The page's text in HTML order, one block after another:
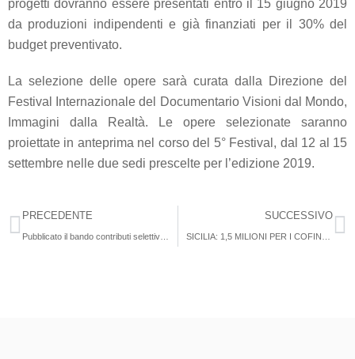
progettidovranno essere presentati entro il 15 giugno 2019
da produzioni indipendenti e già finanziati per il 30% del
budget preventivato.
La selezione delle opere sarà curata dalla Direzione del
Festival Internazionale del Documentario Visioni dal Mondo,
Immagini dalla Realtà. Le opere selezionate saranno
proiettate in anteprima nel corso del 5° Festival, dal 12 al 15
settembre nelle due sedi prescelte per l’edizione 2019.
PRECEDENTE SUCCESSIVO